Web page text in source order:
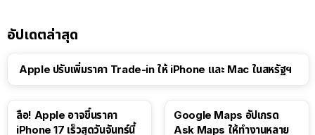
อัปเดตล่าสุด
Apple ปรับเพิ่มราคา Trade-in ให้ iPhone และ Mac ในสหรัฐฯ
ลือ! Apple อาจขึ้นราคา
iPhone 17 เร็วสุดวันจันทร์นี้
Google Maps อัปเกรด
Ask Maps ให้ทำงานหลาย